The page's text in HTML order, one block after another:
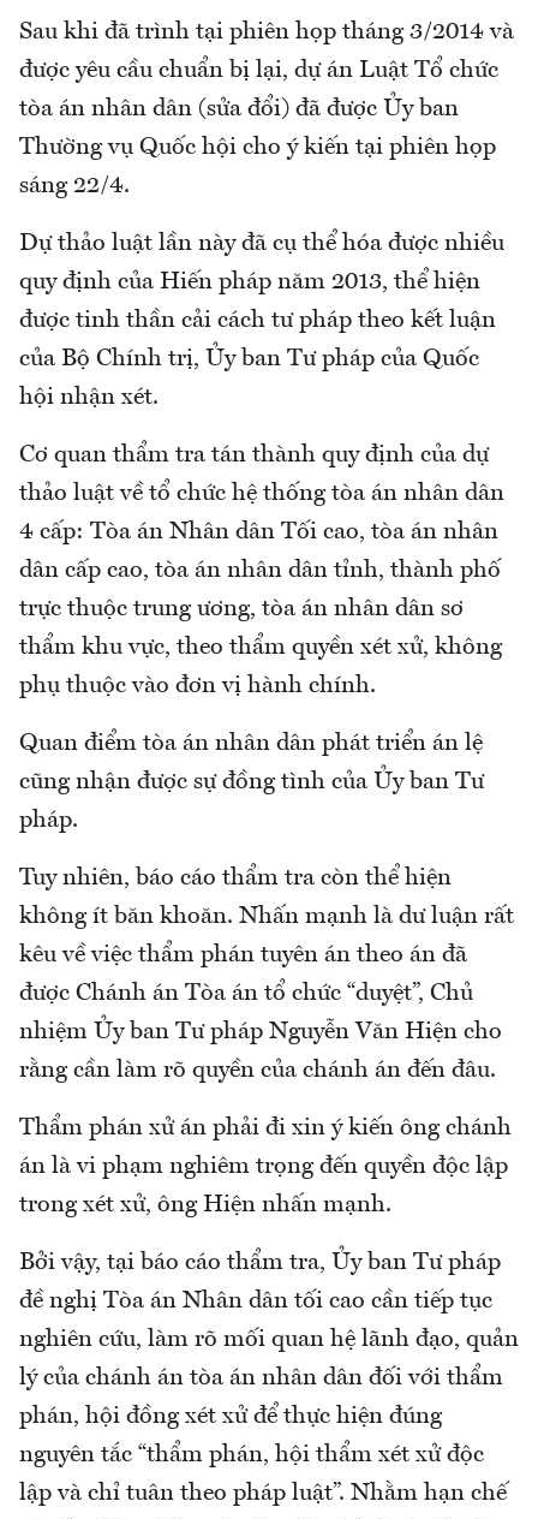
Sau khi đã trình tại phiên họp tháng 3/2014 và
được yêu cầu chuẩn bị lại, dự án Luật Tổ chức
tòa án nhân dân (sửa đổi) đã được Ủy ban
Thường vụ Quốc hội cho ý kiến tại phiên họp
sáng 22/4.
Dự thảo luật lần này đã cụ thể hóa được nhiều
quy định của Hiến pháp năm 2013, thể hiện
được tinh thần cải cách tư pháp theo kết luận
của Bộ Chính trị, Ủy ban Tư pháp của Quốc
hội nhận xét.
Cơ quan thẩm tra tán thành quy định của dự
thảo luật về tổ chức hệ thống tòa án nhân dân
4 cấp: Tòa án Nhân dân Tối cao, tòa án nhân
dân cấp cao, tòa án nhân dân tỉnh, thành phố
trực thuộc trung ương, tòa án nhân dân sơ
thẩm khu vực, theo thẩm quyền xét xử, không
phụ thuộc vào đơn vị hành chính.
Quan điểm tòa án nhân dân phát triển án lệ
cũng nhận được sự đồng tình của Ủy ban Tư
pháp.
Tuy nhiên, báo cáo thẩm tra còn thể hiện
không ít băn khoăn. Nhấn mạnh là dư luận rất
kêu về việc thẩm phán tuyên án theo án đã
được Chánh án Tòa án tổ chức “duyệt”, Chủ
nhiệm Ủy ban Tư pháp Nguyễn Văn Hiện cho
rằng cần làm rõ quyền của chánh án đến đâu.
Thẩm phán xử án phải đi xin ý kiến ông chánh
án là vi phạm nghiêm trọng đến quyền độc lập
trong xét xử, ông Hiện nhấn mạnh.
Bởi vậy, tại báo cáo thẩm tra, Ủy ban Tư pháp
đề nghị Tòa án Nhân dân tối cao cần tiếp tục
nghiên cứu, làm rõ mối quan hệ lãnh đạo, quản
lý của chánh án tòa án nhân dân đối với thẩm
phán, hội đồng xét xử để thực hiện đúng
nguyên tắc “thẩm phán, hội thẩm xét xử độc
lập và chỉ tuân theo pháp luật”. Nhằm hạn chế